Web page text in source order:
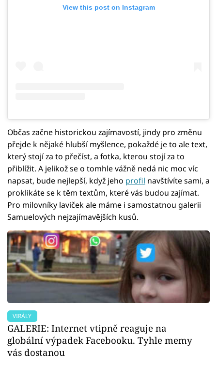
View this post on Instagram
Občas začne historickou zajímavostí, jindy pro změnu
přejde k nějaké hlubší myšlence, pokaždé je to ale text,
který stojí za to přečíst, a fotka, kterou stojí za to
přiblížit. A jelikož se o tomhle vážně nedá nic moc víc
napsat, bude nejlepší, když jeho profil navštívíte sami, a
proklikáte se k těm textům, které vás budou zajímat.
Pro milovníky laviček ale máme i samostatnou galerii
Samuelových nejzajímavějších kusů.
VIRÁLY
GALERIE: Internet vtipně reaguje na
globální výpadek Facebooku. Tyhle memy
vás dostanou